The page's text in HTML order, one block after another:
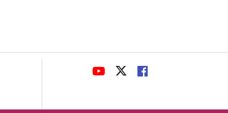
LINK
APPLICATION.
LINK
APPLICATION.
LINK
APPLICATION.